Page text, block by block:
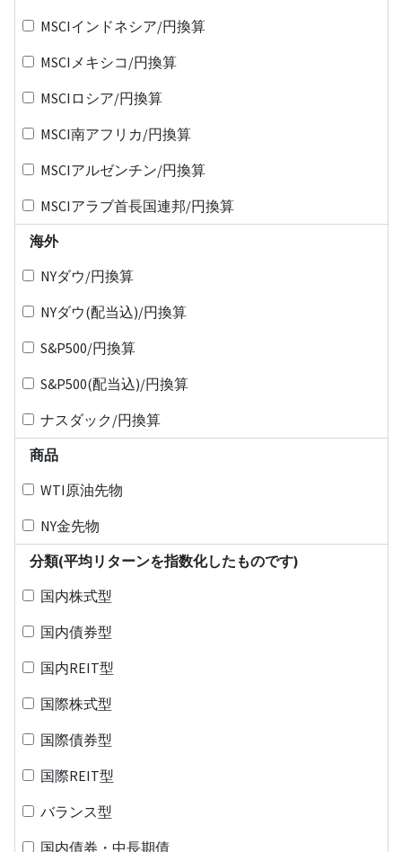
MSCIインドネシア/円換算
MSCIメキシコ/円換算
MSCIロシア/円換算
MSCI南アフリカ/円換算
MSCIアルゼンチン/円換算
MSCIアラブ首長国連邦/円換算
海外
NYダウ/円換算
NYダウ(配当込)/円換算
S&P500/円換算
S&P500(配当込)/円換算
ナスダック/円換算
商品
WTI原油先物
NY金先物
分類(平均リターンを指数化したものです)
国内株式型
国内債券型
国内REIT型
国際株式型
国際債券型
国際REIT型
バランス型
国内債券・中長期債